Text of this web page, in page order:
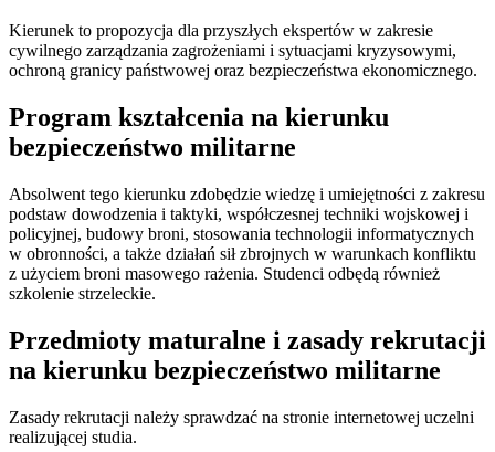
Kierunek to propozycja dla przyszłych ekspertów w zakresie
cywilnego zarządzania zagrożeniami i sytuacjami kryzysowymi,
ochroną granicy państwowej oraz bezpieczeństwa ekonomicznego.
Program kształcenia na kierunku
bezpieczeństwo militarne
Absolwent tego kierunku zdobędzie wiedzę i umiejętności z zakresu
podstaw dowodzenia i taktyki, współczesnej techniki wojskowej i
policyjnej, budowy broni, stosowania technologii informatycznych
w obronności, a także działań sił zbrojnych w warunkach konfliktu
z użyciem broni masowego rażenia. Studenci odbędą również
szkolenie strzeleckie.
Przedmioty maturalne i zasady rekrutacji
na kierunku bezpieczeństwo militarne
Zasady rekrutacji należy sprawdzać na stronie internetowej uczelni
realizującej studia.